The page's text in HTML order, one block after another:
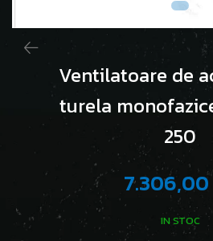
Ventilatoare de
turela
250
7.306,00
IN STOC